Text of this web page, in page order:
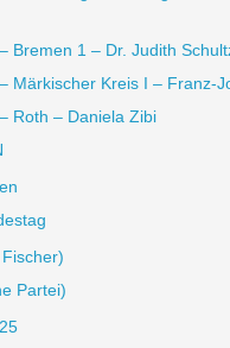
Bremen 1 – Dr. Judith
Märkischer Kreis I – Franz-
Roth – Daniela Zibi
Partei)